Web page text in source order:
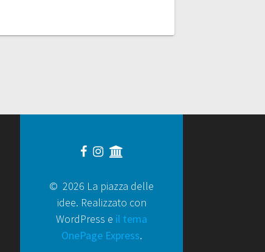
© 2026 La piazza delle
idee. Realizzato con
WordPress e il tema
OnePage Express.